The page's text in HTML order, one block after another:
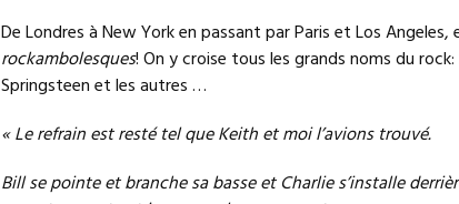
De Londres à New York en passant par Paris et Los
rockambolesques! On y croise tous les grands noms du
Springsteen et les autres …
« Le refrain est resté tel que Keith et moi l’avions trouvé.
Bill se pointe et branche sa basse et Charlie s’installe